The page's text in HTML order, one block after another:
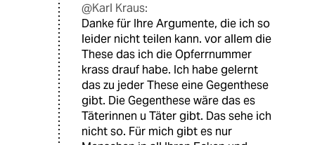
@Karl Kraus:
Danke für Ihre Argumente, die ich so
leider nicht teilen kann. vor allem die
These das ich die Opferrnummer
krass drauf habe. Ich habe gelernt
das zu jeder These eine Gegenthese
gibt. Die Gegenthese wäre das es
Täterinnen u Täter gibt. Das sehe ich
nicht so. Für mich gibt es nur